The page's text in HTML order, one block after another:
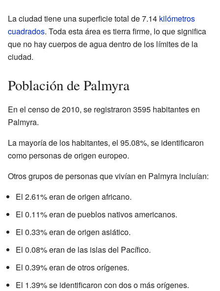
La ciudad tiene una superficie total de 7.14 kilómetros
cuadrados. Toda esta área es tierra firme, lo que significa
que no hay cuerpos de agua dentro de los límites de la
ciudad.
Población de Palmyra
En el censo de 2010, se registraron 3595 habitantes en
Palmyra.
La mayoría de los habitantes, el 95.08%, se identificaron
como personas de origen europeo.
Otros grupos de personas que vivían en Palmyra incluían:
El 2.61% eran de origen africano.
El 0.11% eran de pueblos nativos americanos.
El 0.33% eran de origen asiático.
El 0.08% eran de las islas del Pacífico.
El 0.39% eran de otros orígenes.
El 1.39% se identificaron con dos o más orígenes.